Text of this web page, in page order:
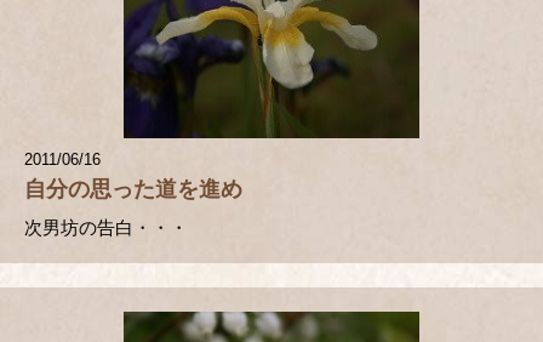
2011/06/16
自分の思った道を進め
次男坊の告白・・・